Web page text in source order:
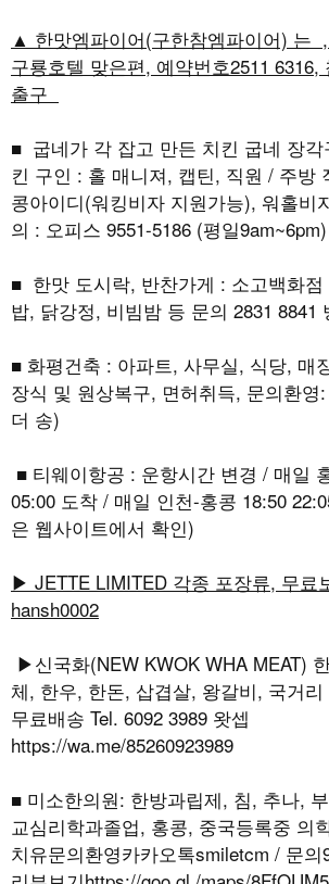
▲ 한맛엠파이어(구한참엠파이어) 는
구룡호텔 맞은편, 예약번호2511 6316,
출구
■ 굽네가 각 잡고 만든 치킨 굽네 장각
킨 구인 : 홀 매니져, 캡틴, 직원 / 주방
콩아이디(워킹비자 지원가능), 워홀비
의 : 오피스 9551-5186 (평일9am~6pm)
■ 한맛 도시락, 반찬가게 : 소고백화점
밥, 닭강정, 비빔밤 등 문의 2831 8841
■ 화평건축 : 아파트, 사무실, 식당, 매
장식 및 원상복구, 면허취득, 문의환영
더 송)
■ 티웨이항공 : 운항시간 변경 / 매일
05:00 도착 / 매일 인천-홍콩 18:50
은 웹사이트에서 확인)
▶ JETTE LIMITED 각종 포장류, 무료
hansh0002
▶신국화(NEW KWOK WHA MEAT)
체, 한우, 한돈, 삽겹살, 왕갈비, 국거
무료배송 Tel. 6092 3989 왓셉
https://wa.me/85260923989
■ 미소한의원: 한방과립제, 침, 추나,
교심리학과졸업, 홍콩, 중국등록중 의
치유문의환영카카오톡smiletcm / 문의